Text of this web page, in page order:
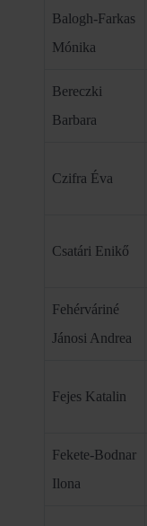
Balogh-Farkas
Mónika
Bereczki
Barbara
Czifra Éva
Csatári Enikő
Fehérváriné
Jánosi Andrea
Fejes Katalin
Fekete-Bodnar
Ilona